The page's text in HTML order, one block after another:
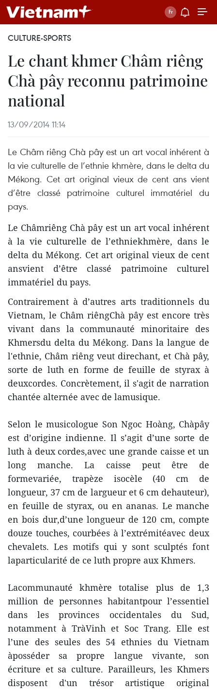
CULTURE-SPORTS
Le chant khmer Châm riêng
Chà pây reconnu patrimoine
national
13/09/2014 11:14
Le Châm riêng Chà pây est un art vocal inhérent à
la vie culturelle de l’ethnie khmère, dans le delta du
Mékong. Cet art original vieux de cent ans vient
d’être classé patrimoine culturel immatériel du
pays.
Le Châmriêng Chà pây est un art vocal inhérent
à la vie culturelle de l’ethniekhmère, dans le
delta du Mékong. Cet art original vieux de cent
ansvient d’être classé patrimoine culturel
immatériel du pays.
Contrairement à d’autres arts traditionnels du
Vietnam, le Châm riêngChà pây est encore très
vivant dans la communauté minoritaire des
Khmersdu delta du Mékong. Dans la langue de
l'ethnie, Châm riêng veut direchant, et Chà pây,
sorte de luth en forme de feuille de styrax à
deuxcordes. Concrètement, il s'agit de narration
chantée alternée avec de lamusique.
Selon le musicologue Son Ngoc Hoàng, Chàpây
est d’origine indienne. Il s’agit d’une sorte de
luth à deux cordes,avec une grande caisse et un
long manche. La caisse peut être de
formevariée, trapèze isocèle (40 cm de
longueur, 37 cm de largueur et 6 cm dehauteur),
en feuille de styrax, ou en ananas. Le manche
en bois dur,d’une longueur de 120 cm, compte
douze touches, courbées à l’extrémitéavec deux
chevalets. Les motifs qui y sont sculptés font
laparticularité de ce luth propre aux Khmers.
Lacommunauté khmère totalise plus de 1,3
million de personnes habitantpour l’essentiel
dans les provinces occidentales du Sud,
notamment à TràVinh et Soc Trang. Elle est
l’une des seules des 54 ethnies du Vietnam
àposséder sa propre langue vivante, son
écriture et sa culture. Parailleurs, les Khmers
disposent d'un trésor artistique original